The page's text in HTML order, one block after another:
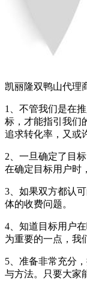
凯丽隆双鸭山代理
1、不管我们是在
标，才能指引我们
追求转化率，又或
2、一旦确定了目
在确定目标用户时
3、如果双方都认
体的收费问题。
4、知道目标用户
为重要的一点，我
5、准备非常充分
与方法。只要大家